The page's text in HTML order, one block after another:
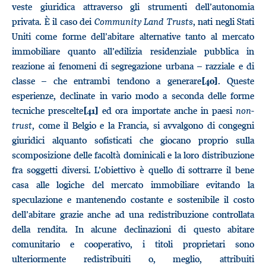
veste giuridica attraverso gli strumenti dell’autonomia
privata. È il caso dei Community Land Trusts, nati negli Stati
Uniti come forme dell’abitare alternative tanto al mercato
immobiliare quanto all’edilizia residenziale pubblica in
reazione ai fenomeni di segregazione urbana – razziale e di
classe – che entrambi tendono a generare[40]. Queste
esperienze, declinate in vario modo a seconda delle forme
tecniche prescelte[41] ed ora importate anche in paesi non-
trust, come il Belgio e la Francia, si avvalgono di congegni
giuridici alquanto sofisticati che giocano proprio sulla
scomposizione delle facoltà dominicali e la loro distribuzione
fra soggetti diversi. L’obiettivo è quello di sottrarre il bene
casa alle logiche del mercato immobiliare evitando la
speculazione e mantenendo costante e sostenibile il costo
dell’abitare grazie anche ad una redistribuzione controllata
della rendita. In alcune declinazioni di questo abitare
comunitario e cooperativo, i titoli proprietari sono
ulteriormente redistribuiti o, meglio, attribuiti